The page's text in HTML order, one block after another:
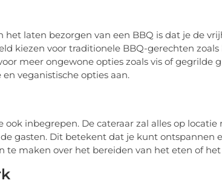
het laten bezorgen van een BBQ is dat je de
kiezen voor traditionele BBQ-gerechten
meer ongewone opties zoals vis of gegrilde
veganistische opties aan.
ook inbegrepen. De cateraar zal alles op
gasten. Dit betekent dat je kunt ontspannen
te maken over het bereiden van het eten of